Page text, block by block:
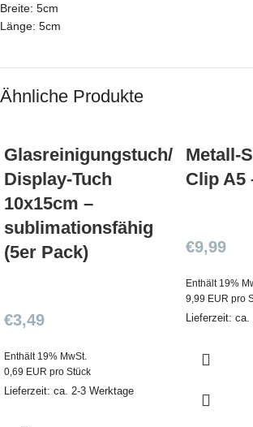
Breite: 5cm
Länge: 5cm
Ähnliche Produkte
Glasreinigungstuch/
Display-Tuch
10x15cm –
sublimationsfähig
(5er Pack)
€3,49
Enthält 19% MwSt.
0,69 EUR pro Stück
Lieferzeit: ca. 2-3 Werktage
Metall-
Clip A5
€9,99
Enthält 19%
9,99 EUR pro
Lieferzeit: ca.